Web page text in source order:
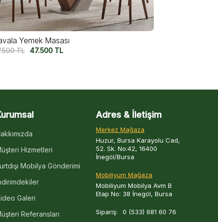
Yemek Masası
TL 55.000 TL
Hizmetleri
Mobilya Gönderimi
Galeri
Referansları
Adres & İletişim
Merkez Mağaza
Huzur, Bursa Karayolu Cad,
52. Sk. No:42, 16400
İnegöl/Bursa
Mobiliyum Mağaza
Mobiliyum Mobilya Avm B
Etap No: 38 İnegöl, Bursa
Sipariş: 0 (533) 681 60 76